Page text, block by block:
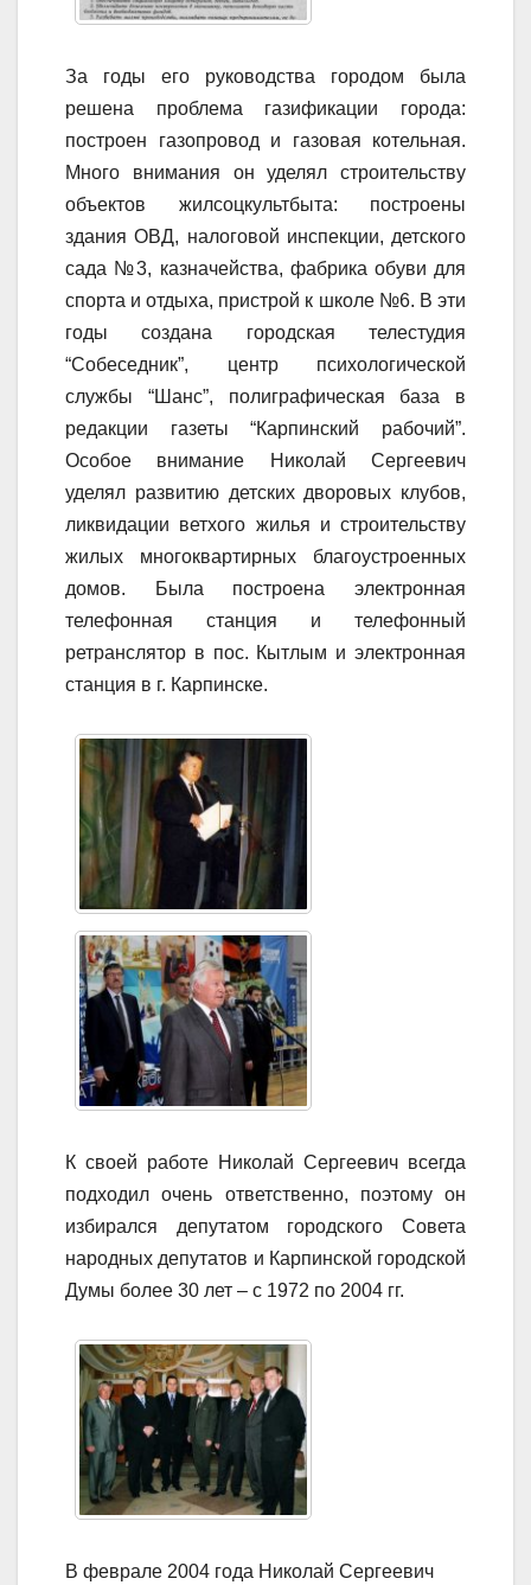
За годы его руководства городом была
решена проблема газификации города:
построен газопровод и газовая котельная.
Много внимания он уделял строительству
объектов жилсоцкультбыта: построены
здания ОВД, налоговой инспекции, детского
сада №3, казначейства, фабрика обуви для
спорта и отдыха, пристрой к школе №6. В эти
годы создана городская телестудия
“Собеседник”, центр психологической
службы “Шанс”, полиграфическая база в
редакции газеты “Карпинский рабочий”.
Особое внимание Николай Сергеевич
уделял развитию детских дворовых клубов,
ликвидации ветхого жилья и строительству
жилых многоквартирных благоустроенных
домов. Была построена электронная
телефонная станция и телефонный
ретранслятор в пос. Кытлым и электронная
станция в г. Карпинске.
К своей работе Николай Сергеевич всегда
подходил очень ответственно, поэтому он
избирался депутатом городского Совета
народных депутатов и Карпинской городской
Думы более 30 лет – с 1972 по 2004 гг.
В феврале 2004 года Николай Сергеевич